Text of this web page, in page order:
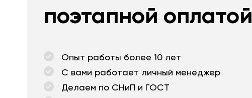
поэтапной оплатой
Опыт работы более 10 лет
С вами работает личный менеджер
Делаем по СНиП и ГОСТ